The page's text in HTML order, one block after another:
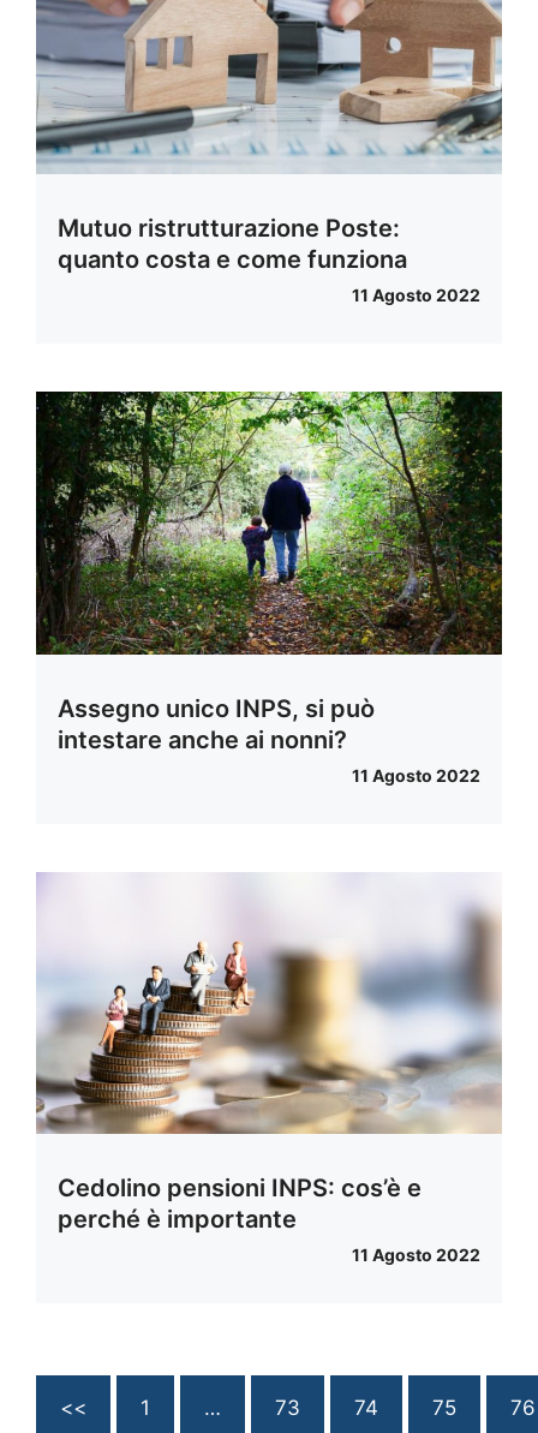
Mutuo ristrutturazione Poste:
quanto costa e come funziona
11 Agosto 2022
Assegno unico INPS, si può
intestare anche ai nonni?
11 Agosto 2022
Cedolino pensioni INPS: cos’è e
perché è importante
11 Agosto 2022
<< 1 … 73 74 75 76